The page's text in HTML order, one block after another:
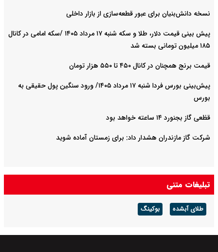
نسخه دانش‌بنیان برای عبور قطعه‌سازی از بازار داخلی
پیش ‌بینی قیمت دلار، طلا و سکه شنبه ۱۷ مرداد ۱۴۰۵ /سکه امامی در کانال
۱۸۵ میلیون تومانی بسته شد
قیمت برنج همچنان در کانال ۴۵۰ تا ۵۵۰ هزار تومان
پیش‌بینی بورس فردا شنبه ۱۷ مرداد ۱۴۰۵/ ورود سنگین پول حقیقی به
بورس
قظعی گاز بجنورد ۱۴ ساعته خواهد بود
شرکت گاز مازندران هشدار داد: برای زمستان آماده شوید
تبلیغات متنی
طلای آبشده بوکینگ